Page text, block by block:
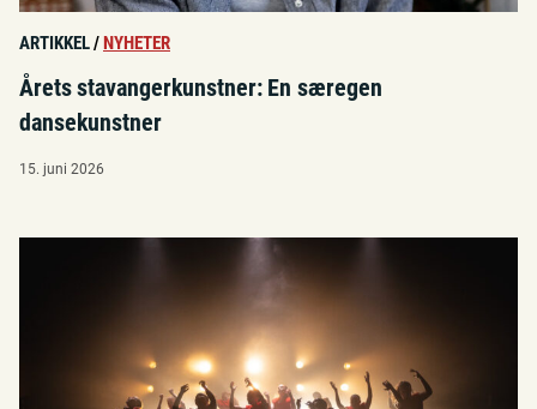
ARTIKKEL/NYHETER
Årets stavangerkunstner: En særegen
dansekunstner
15. juni 2026